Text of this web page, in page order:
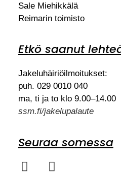
Sale Miehikkälä
Reimarin toimisto
Etkö saanut
Jakeluhäiriöilmoitukset:
puh. 029 0010 040
ma, ti ja to klo 9.00–14.00
ssm.fi/jakelupalaute
Seuraa somessa